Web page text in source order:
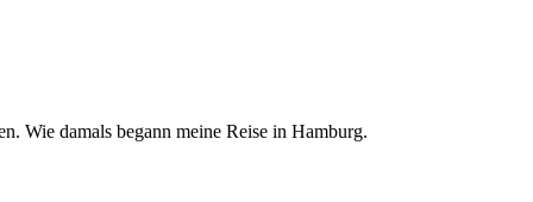
Wie damals begann meine Reise in Hamburg.